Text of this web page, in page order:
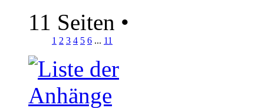
11 Seiten •
1 2 3 4 5 6 ... 11